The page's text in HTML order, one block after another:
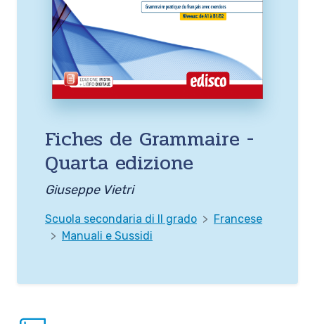
Fiches de Grammaire -
Quarta edizione
Giuseppe Vietri
Scuola secondaria di II grado
Francese
Manuali e Sussidi